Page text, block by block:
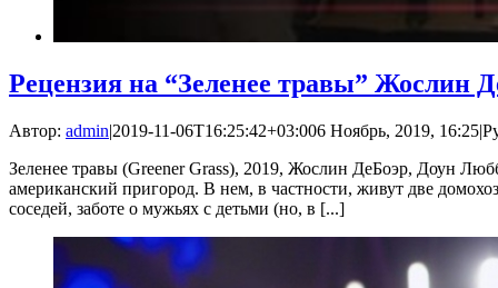
Рецензия на “Зеленее травы” Жослин
Автор: admin|2019-11-06T16:25:42+03:006 Ноябрь, 2019, 16:25|
Зеленее травы (Greener Grass), 2019, Жослин ДеБоэр, Доун
американский пригород. В нем, в частности, живут две
соседей, заботе о мужьях с детьми (но, в [...]